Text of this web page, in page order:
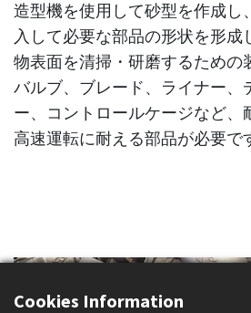
造型機を使用して砂型を作成し
入して必要な部品の形状を形成
物表面を清掃・研磨するための
バルブ、ブレード、ライナー、
ー、コントロールケージなど、
高速運転に耐える部品が必要で
Cookies Information